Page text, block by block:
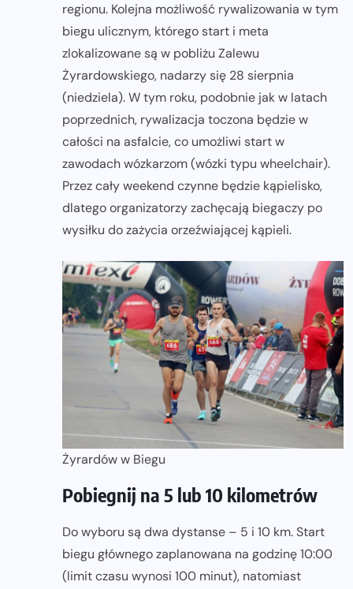
regionu. Kolejna możliwość rywalizowania w tym
biegu ulicznym, którego start i meta
zlokalizowane są w pobliżu Zalewu
Żyrardowskiego, nadarzy się 28 sierpnia
(niedziela). W tym roku, podobnie jak w latach
poprzednich, rywalizacja toczona będzie w
całości na asfalcie, co umożliwi start w
zawodach wózkarzom (wózki typu wheelchair).
Przez cały weekend czynne będzie kąpielisko,
dlatego organizatorzy zachęcają biegaczy po
wysiłku do zażycia orzeźwiającej kąpieli.
Żyrardów w Biegu
Pobiegnij na 5 lub 10 kilometrów
Do wyboru są dwa dystanse – 5 i 10 km. Start
biegu głównego zaplanowana na godzinę 10:00
(limit czasu wynosi 100 minut), natomiast